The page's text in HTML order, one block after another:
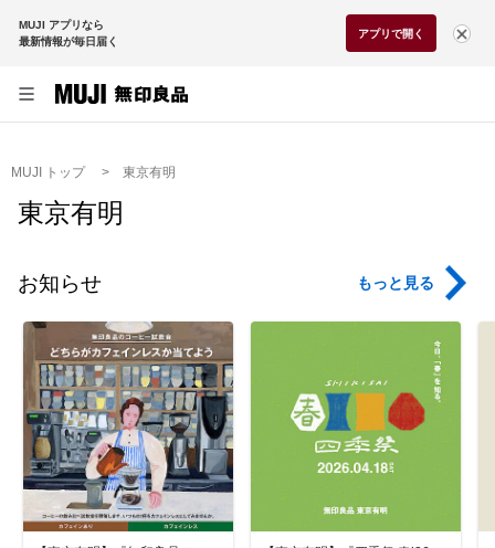
MUJI アプリなら
最新情報が毎日届く
アプリで開く
MUJI トップ 東京有明
東京有明
お知らせ もっと見る